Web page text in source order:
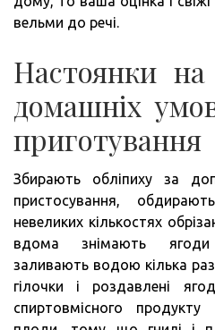
вельми до речі.
Настоянки
домашніх
приготування
Збирають обліпиху за
пристосування,
невеликих кількостях
вдома знімають
заливають водою кілька
гілочки і роздавлені
спиртовмісного продукту